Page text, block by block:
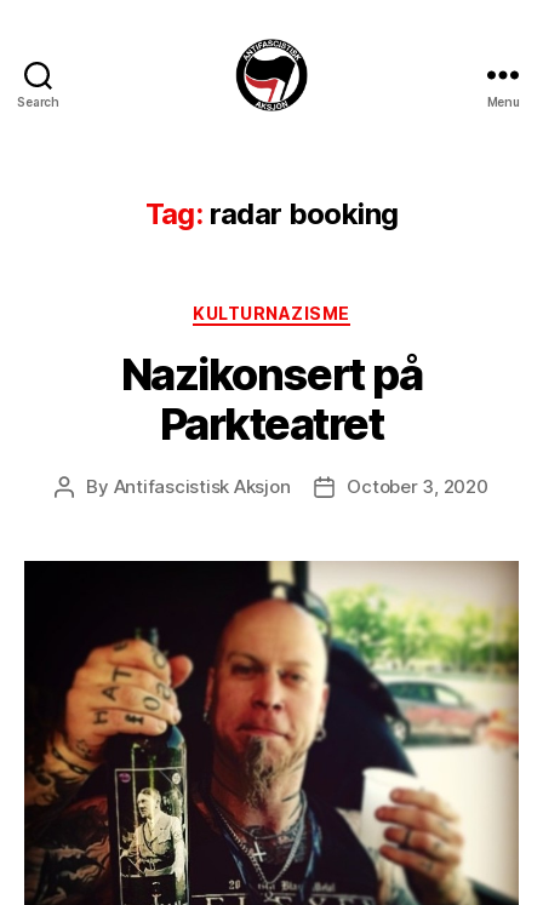
Search Menu
Tag: radar booking
Categories
KULTURNAZISME
Nazikonsert på
Parkteatret
Post
By Antifascistisk Aksjon
PostOctober 3, 2020